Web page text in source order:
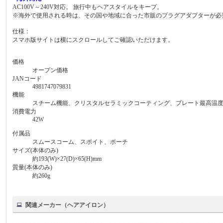
AC100V～240V対応。 旅行中もヘアスタイルをキープ。
※海外で使用される時は、その国や地域に合った市販のプラグアダプターが必
仕様：
スマホ版サイトは横にスクロールしてご確認いただけます。
価格
オープン価格
JANコード
4981747079831
機能
スチーム機能、クリスタルセラミックコーティング、プレート最高温
消費電力
42W
付属品
スムースコーム、スポイト、ポーチ
サイズ(本体のみ)
約193(W)×27(D)×65(H)mm
質量(本体のみ)
約260g
関連メーカー（ヘアアイロン）